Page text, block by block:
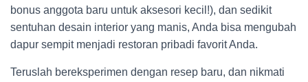
bonus anggota baru untuk aksesori kecil!), dan sedikit
sentuhan desain interior yang manis, Anda bisa mengubah
dapur sempit menjadi restoran pribadi favorit Anda.
Teruslah bereksperimen dengan resep baru, dan nikmati